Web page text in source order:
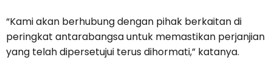
“Kami akan berhubung dengan pihak berkaitan di
peringkat antarabangsa untuk memastikan perjanjian
yang telah dipersetujui terus dihormati,” katanya.